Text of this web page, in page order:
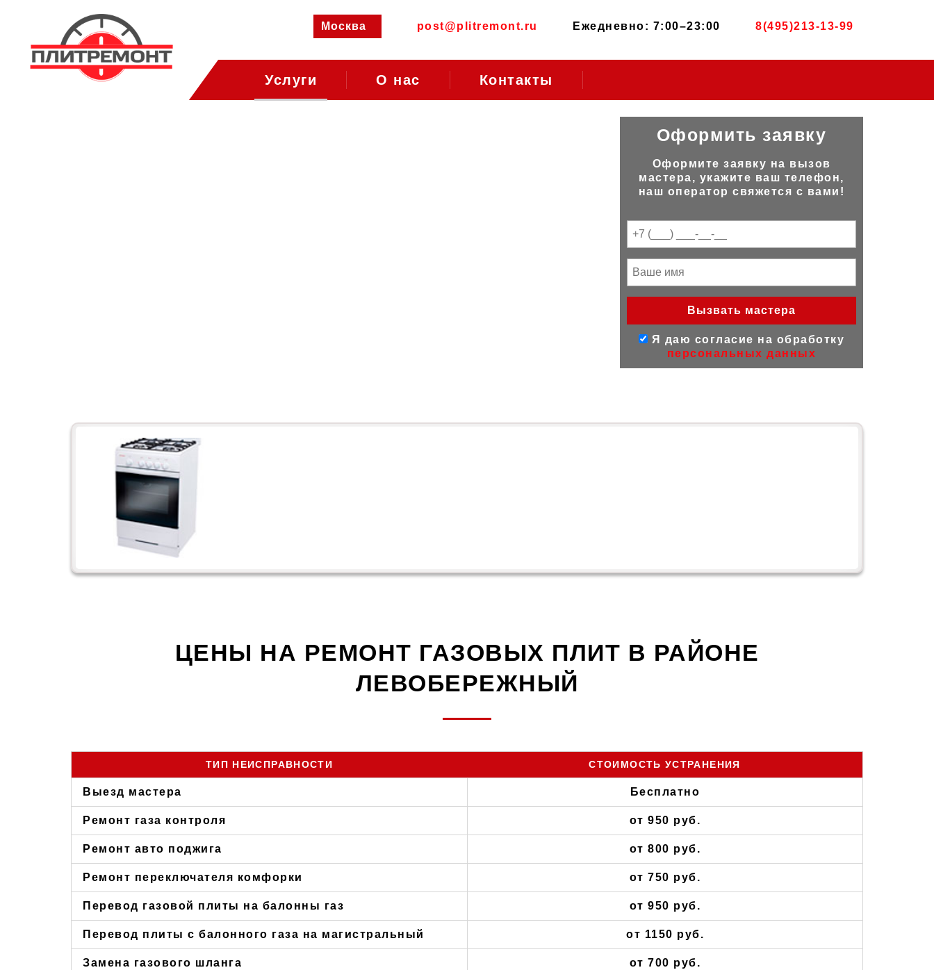
Москва post@plitremont.ru Ежедневно: 7:00–23:00 8(495)213-13-99
Услуги О нас Контакты
Оформить заявку
Оформите заявку на вызов
мастера, укажите ваш телефон,
наш оператор свяжется с вами!
Я даю согласие на обработку
персональных данных
ЦЕНЫ НА РЕМОНТ ГАЗОВЫХ ПЛИТ В РАЙОНЕ
ЛЕВОБЕРЕЖНЫЙ
ТИП НЕИСПРАВНОСТИ СТОИМОСТЬ УСТРАНЕНИЯ
Выезд мастера Бесплатно
Ремонт газа контроля от 950 руб.
Ремонт авто поджига от 800 руб.
Ремонт переключателя комфорки от 750 руб.
Перевод газовой плиты на балонны газ от 950 руб.
Перевод плиты с балонного газа на магистральный от 1150 руб.
Замена газового шланга от 700 руб.